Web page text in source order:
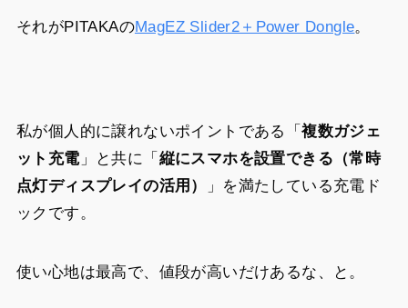
それがPITAKAのMagEZ Slider2＋Power Dongle。
私が個人的に譲れないポイントである「複数ガジェ
ット 充電」と共に「 縦にスマホを設置できる（常時
点灯ディスプレイの活用）
」を満たしている充電ド
ックです。
使い心地は最高で、値段が高いだけあるな、と。